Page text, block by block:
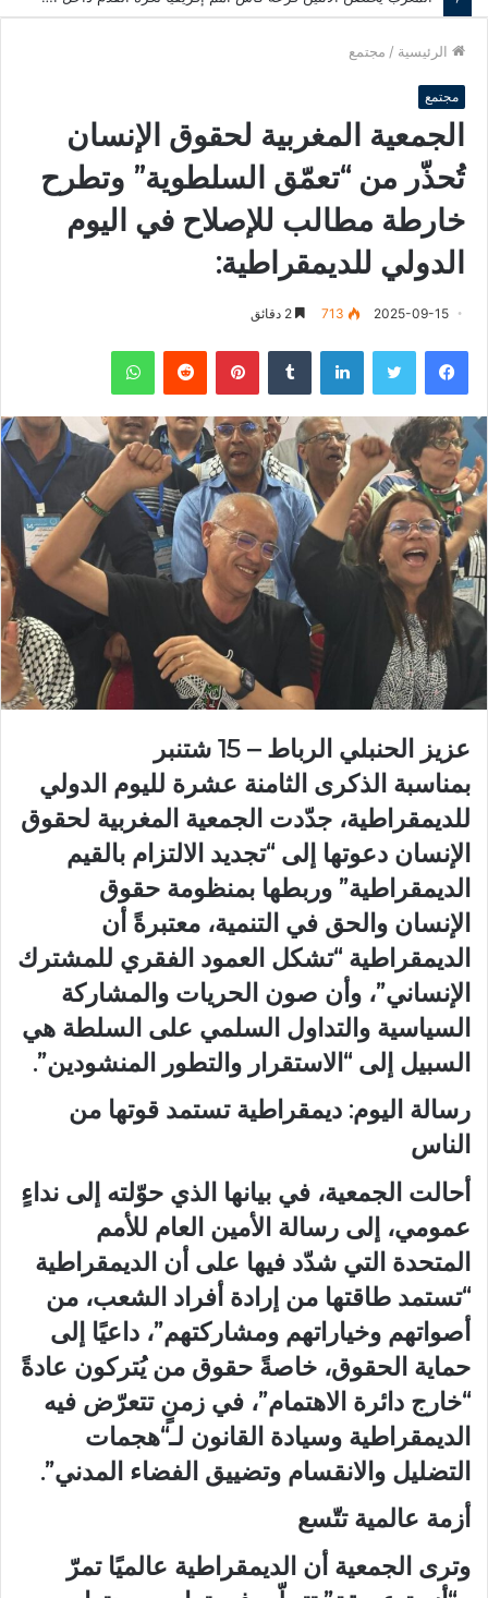
الرئيسية / مجتمع
مجتمع
الجمعية المغربية لحقوق الإنسان
تُحذّر من “تعمّق السلطوية” وتطرح
خارطة مطالب للإصلاح في اليوم
الدولي للديمقراطية:
2025-09-15
713
فيسبوك لينكدإن بينتيريست
عزيز الحنبلي الرباط – 15 شتنبر
بمناسبة الذكرى الثامنة عشرة لليوم الدولي
للديمقراطية، جدّدت الجمعية المغربية لحقوق
الإنسان دعوتها إلى “تجديد الالتزام بالقيم
الديمقراطية” وربطها بمنظومة حقوق
الإنسان والحق في التنمية، معتبرةً أن
الديمقراطية “تشكل العمود الفقري للمشترك
الإنساني”، وأن صون الحريات والمشاركة
السياسية والتداول السلمي على السلطة هي
السبيل إلى “الاستقرار والتطور المنشودين”.
رسالة اليوم: ديمقراطية تستمد قوتها من
الناس
أحالت الجمعية، في بيانها الذي حوّلته إلى نداءٍ
عمومي، إلى رسالة الأمين العام للأمم
المتحدة التي شدّد فيها على أن الديمقراطية
“تستمد طاقتها من إرادة أفراد الشعب، من
أصواتهم وخياراتهم ومشاركتهم”، داعيًا إلى
حماية الحقوق، خاصةً حقوق من يُتركون عادةً
“خارج دائرة الاهتمام”، في زمنٍ تتعرّض فيه
الديمقراطية وسيادة القانون لـ“هجمات
التضليل والانقسام وتضييق الفضاء المدني”.
أزمة عالمية تتّسع
وترى الجمعية أن الديمقراطية عالميًا تمرّ